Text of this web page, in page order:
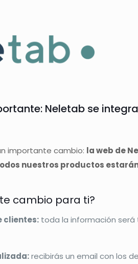
Neletab se
importante cambio: la web de
nuestros productos
cambio para ti?
clientes: toda la información
recibirás un email con los